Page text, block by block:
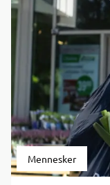
Mennesker